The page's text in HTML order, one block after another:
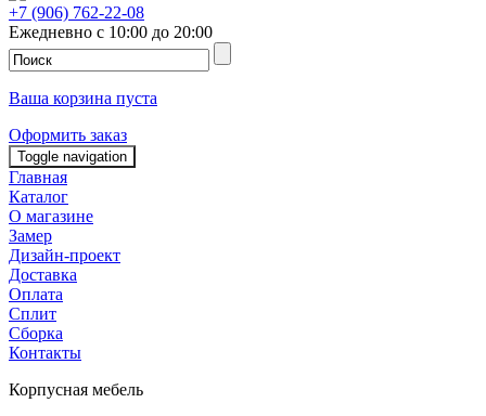
+7 (906) 762-22-08
Ежедневно с 10:00 до 20:00
Ваша корзина пуста
Оформить заказ
Toggle navigation
Главная
Каталог
О магазине
Замер
Дизайн-проект
Доставка
Оплата
Сплит
Сборка
Контакты
Корпусная мебель